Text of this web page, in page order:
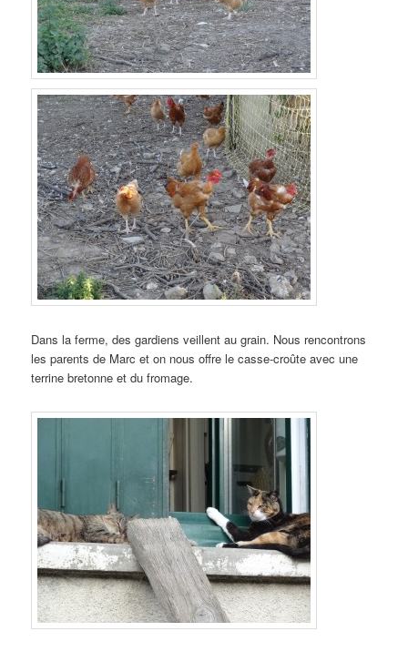
Dans la ferme, des gardiens veillent au grain. Nous rencontrons
les parents de Marc et on nous offre le casse-croûte avec une
terrine bretonne et du fromage.